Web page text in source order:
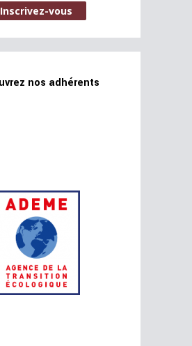
Inscrivez-vous
nos adhérents